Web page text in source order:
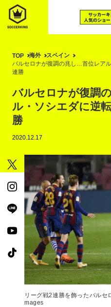
TOP 海外
スペイン
バルセロナが復調の兆し…首位レア
連勝
バルセロナが復調
ル・ソシエダに逆
勝
2020.12.17
リーグ戦2連勝を飾ったバル
mages